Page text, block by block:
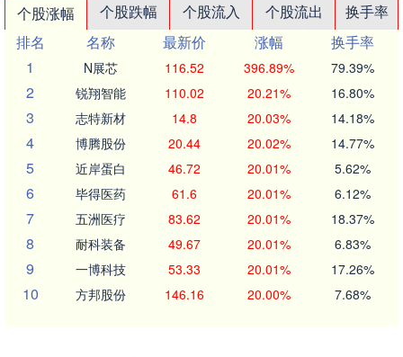
个股涨幅 个股跌幅 个股流入 个股流出
换手率
排名
名称 最新价 涨幅
换手率
1
N展芯 116.52 396.89% 79.39%
2 锐翔智能 110.02 20.21% 16.80%
3 志特新材 14.8 20.03% 14.18%
4 博腾股份 20.44 20.02% 14.77%
5 近岸蛋白 46.72 20.01% 5.62%
6 毕得医药 61.6 20.01% 6.12%
7 五洲医疗 83.62 20.01% 18.37%
8 耐科装备 49.67 20.01% 6.83%
9 一博科技 53.33 20.01% 17.26%
10 方邦股份 146.16 20.00% 7.68%